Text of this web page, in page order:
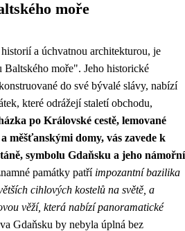
moře
a úchvatnou architekturou, je
Baltského moře". Jeho historické
do své bývalé slávy, nabízí
které odrážejí staletí obchodu,
po Královské cestě, lemované
měšťanskými domy, vás zavede k
symbolu Gdaňsku a jeho námořní
památky patří impozantní bazilika
cihlových kostelů na světě, a
věží, která nabízí panoramatické
Gdaňsku by nebyla úplná bez